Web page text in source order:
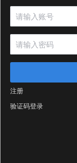
注册
验证码登录